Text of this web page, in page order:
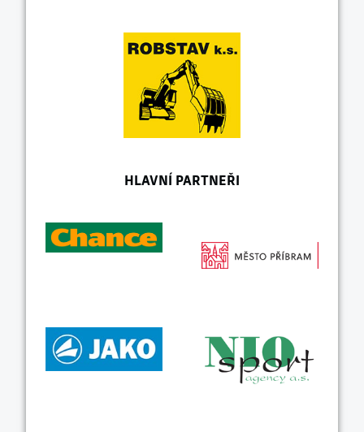
HLAVNÍ PARTNEŘI